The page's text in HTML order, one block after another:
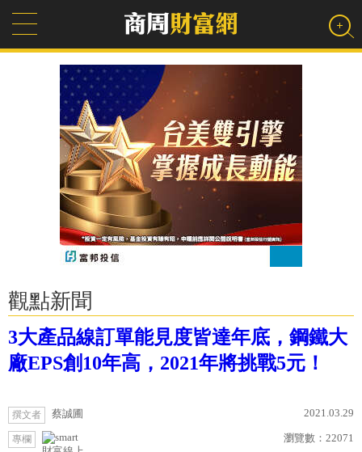
觀點新聞
3大產品線訂單能見度皆達年底，鋼鐵大
廠EPS創10年高，2021年將挑戰5元！
撰文者 蔡誠圃 2021.03.29
專欄 瀏覽數： 22071